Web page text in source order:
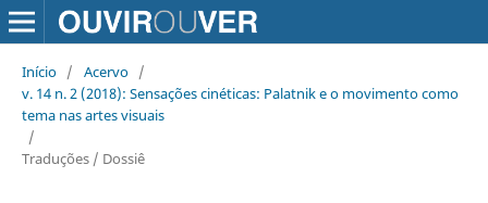
Início / Acervo /
v. 14 n. 2 (2018): Sensações cinéticas: Palatnik e o movimento como
tema nas artes visuais
/
Traduções / Dossiê